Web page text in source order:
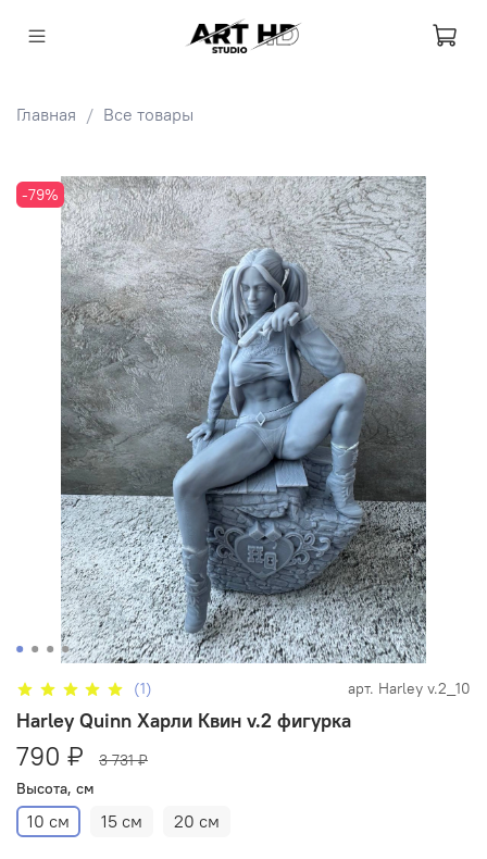
Главная Все товары
-79%
(1) арт. Harley v.2_10
Harley Quinn Харли Квин v.2 фигурка
790 ₽
3 731 ₽
Высота, см
10 см 15 см 20 см